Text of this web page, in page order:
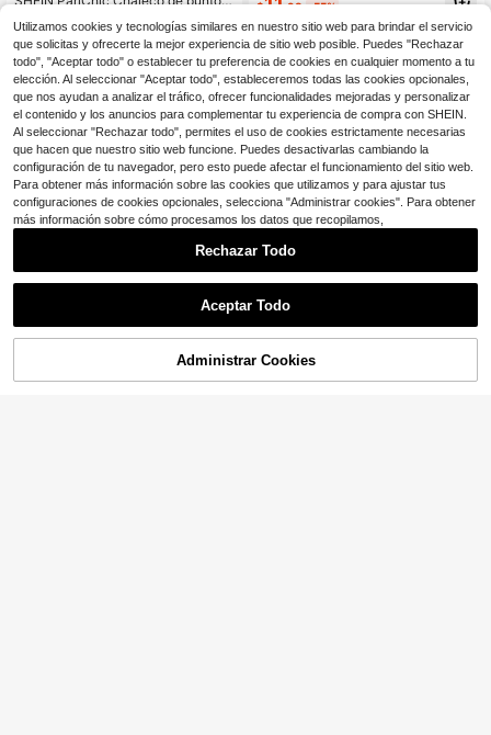
$8 .55 -29% con cupón
$ .98 -55%
¡53% DE DESCUENTO!
Utilizamos cookies y tecnologías similares en nuestro sitio web para brindar el servicio
que solicitas y ofrecerte la mejor experiencia de sitio web posible. Puedes "Rechazar
todo", "Aceptar todo" o establecer tu preferencia de cookies en cualquier momento a tu
elección. Al seleccionar "Aceptar todo", estableceremos todas las cookies opcionales,
que nos ayudan a analizar el tráfico, ofrecer funcionalidades mejoradas y personalizar
el contenido y los anuncios para complementar tu experiencia de compra con SHEIN.
Al seleccionar "Rechazar todo", permites el uso de cookies estrictamente necesarias
que hacen que nuestro sitio web funcione. Puedes desactivarlas cambiando la
configuración de tu navegador, pero esto puede afectar el funcionamiento del sitio web.
Para obtener más información sobre las cookies que utilizamos y para ajustar tus
configuraciones de cookies opcionales, selecciona "Administrar cookies". Para obtener
más información sobre cómo procesamos los datos que recopilamos,
Rechazar Todo
Aceptar Todo
Administrar Cookies